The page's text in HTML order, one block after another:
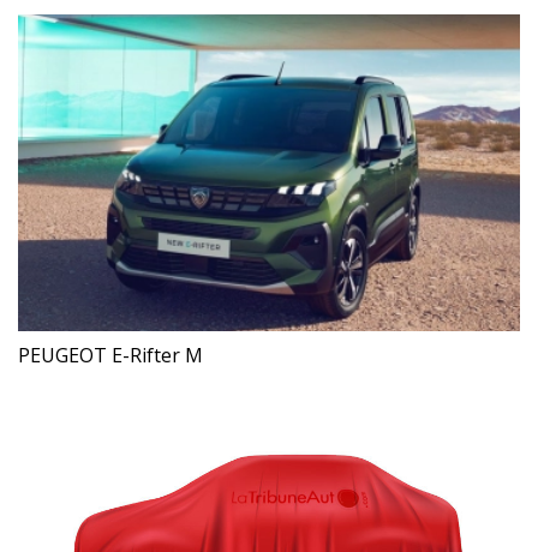
PEUGEOT E-Rifter M